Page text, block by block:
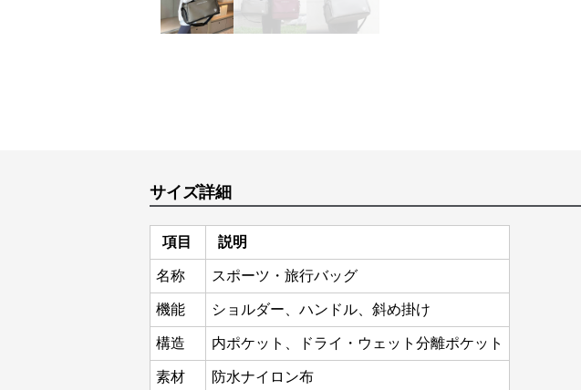
サイズ詳細
項目 説明
名称 スポーツ・旅行バッグ
機能 ショルダー、ハンドル、斜め掛け
構造 内ポケット、ドライ・ウェット分離ポケット
素材 防水ナイロン布